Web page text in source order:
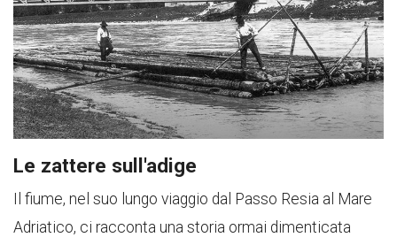
Le zattere sull'adige
Il fiume, nel suo lungo viaggio dal Passo Resia al Mare
Adriatico, ci racconta una storia ormai dimenticata